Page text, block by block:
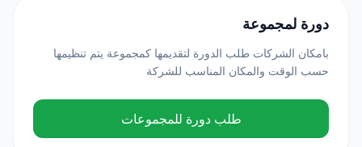
دورة لمجموعة
بامكان الشركات طلب الدورة لتقديمها كمجموعة يتم تنظيمها
حسب الوقت والمكان المناسب للشركة
طلب دورة للمجموعات